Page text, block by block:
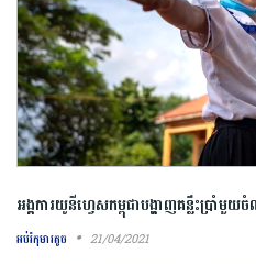
អង្គការយូនីហ្វេសកម្ពុជាបង្ហាញគន្លឹះប្រាំមួ
អប់រំកុមារតូច
21/04/2021